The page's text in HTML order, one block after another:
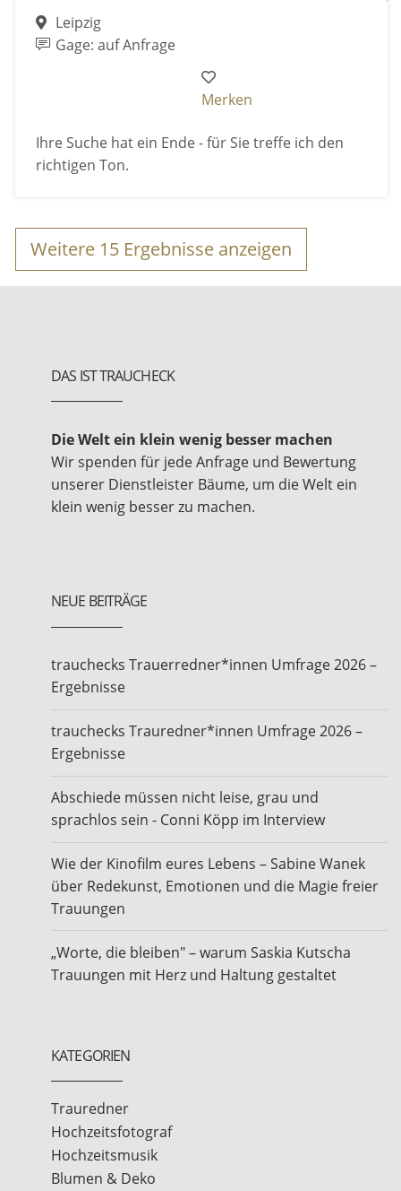
Leipzig
Gage: auf Anfrage
Merken
Ihre Suche hat ein Ende - für Sie treffe ich den
richtigen Ton.
Weitere 15 Ergebnisse anzeigen
DAS IST TRAUCHECK
Die Welt ein klein wenig besser machen
Wir spenden für jede Anfrage und Bewertung
unserer Dienstleister Bäume, um die Welt ein
klein wenig besser zu machen.
NEUE BEITRÄGE
trauchecks Trauerredner*innen Umfrage 2026 –
Ergebnisse
trauchecks Trauredner*innen Umfrage 2026 –
Ergebnisse
Abschiede müssen nicht leise, grau und
sprachlos sein - Conni Köpp im Interview
Wie der Kinofilm eures Lebens – Sabine Wanek
über Redekunst, Emotionen und die Magie freier
Trauungen
„Worte, die bleiben" – warum Saskia Kutscha
Trauungen mit Herz und Haltung gestaltet
KATEGORIEN
Trauredner
Hochzeitsfotograf
Hochzeitsmusik
Blumen & Deko